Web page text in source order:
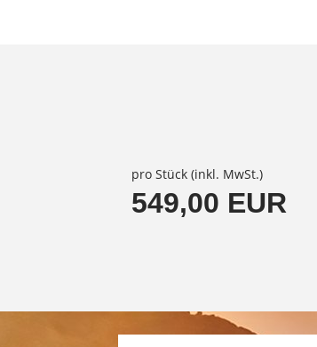
pro Stück (inkl. MwSt.)
549,00 EUR